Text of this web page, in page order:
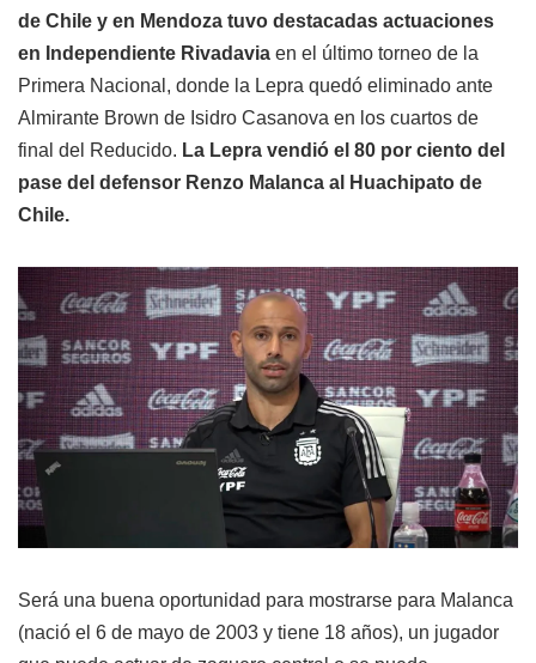
de Chile y en Mendoza tuvo destacadas actuaciones
en Independiente Rivadavia en el último torneo de la
Primera Nacional, donde la Lepra quedó eliminado ante
Almirante Brown de Isidro Casanova en los cuartos de
final del Reducido. La Lepra vendió el 80 por ciento del
pase del defensor Renzo Malanca al Huachipato de
Chile.
Será una buena oportunidad para mostrarse para Malanca
(nació el 6 de mayo de 2003 y tiene 18 años), un jugador